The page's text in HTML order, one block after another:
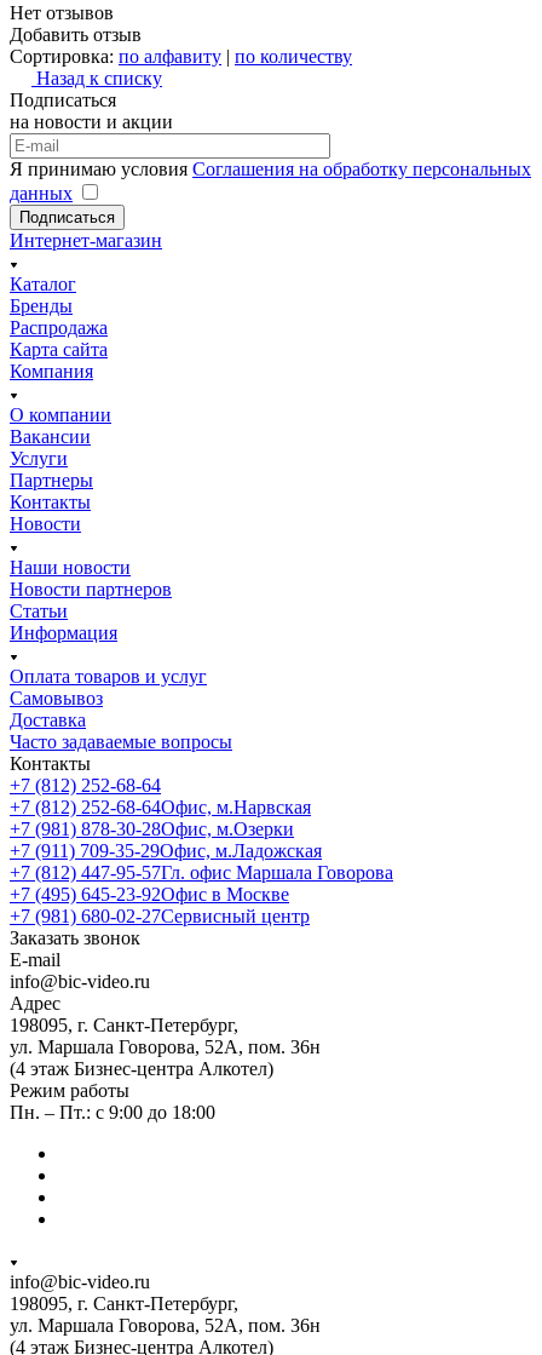
Нет отзывов
Добавить отзыв
Сортировка: по алфавиту | по количеству
Назад к списку
Подписаться
на новости и акции
Я принимаю условия Соглашения на обработку персональных
данных
Подписаться
Интернет-магазин
Каталог
Бренды
Распродажа
Карта сайта
Компания
О компании
Вакансии
Услуги
Партнеры
Контакты
Новости
Наши новости
Новости партнеров
Статьи
Информация
Оплата товаров и услуг
Самовывоз
Доставка
Часто задаваемые вопросы
Контакты
+7 (812) 252-68-64
+7 (812) 252-68-64Офис, м.Нарвская
+7 (981) 878-30-28Офис, м.Озерки
+7 (911) 709-35-29Офис, м.Ладожская
+7 (812) 447-95-57Гл. офис Маршала Говорова
+7 (495) 645-23-92Офис в Москве
+7 (981) 680-02-27Сервисный центр
Заказать звонок
E-mail
info@bic-video.ru
Адрес
198095, г. Санкт-Петербург,
ул. Маршала Говорова, 52А, пом. 36н
(4 этаж Бизнес-центра Алкотел)
Режим работы
Пн. – Пт.: с 9:00 до 18:00
info@bic-video.ru
198095, г. Санкт-Петербург,
ул. Маршала Говорова, 52А, пом. 36н
(4 этаж Бизнес-центра Алкотел)